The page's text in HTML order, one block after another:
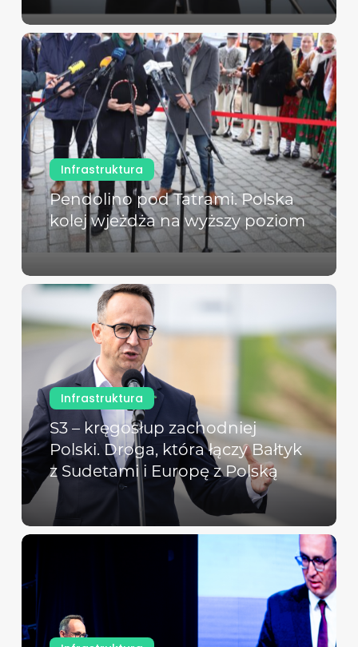
Infrastruktura
Pendolino pod Tatrami. Polska
kolej wjeżdża na wyższy poziom
Infrastruktura
S3 – kręgosłup zachodniej
Polski. Droga, która łączy Bałtyk
z Sudetami i Europę z Polską